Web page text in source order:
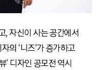
, 자신이 사는 공간에서
의 ‘니즈’가 증가하고
’ 디자인 공모전 역시